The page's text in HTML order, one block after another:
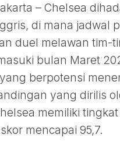
– Chelsea
di mana jadwal
duel melawan tim-
bulan Maret
berpotensi
yang dirilis
memiliki
mencapai 95,7.